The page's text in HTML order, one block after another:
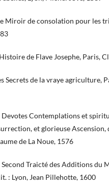
Miroir de consolation pour les
de Flave Josephe, Paris,
Secrets de la vraye agriculture,
Devotes Contemplations et
et glorieuse Ascension,
de La Noue, 1576
Second Traicté des Additions du
: Lyon, Jean Pillehotte, 1600